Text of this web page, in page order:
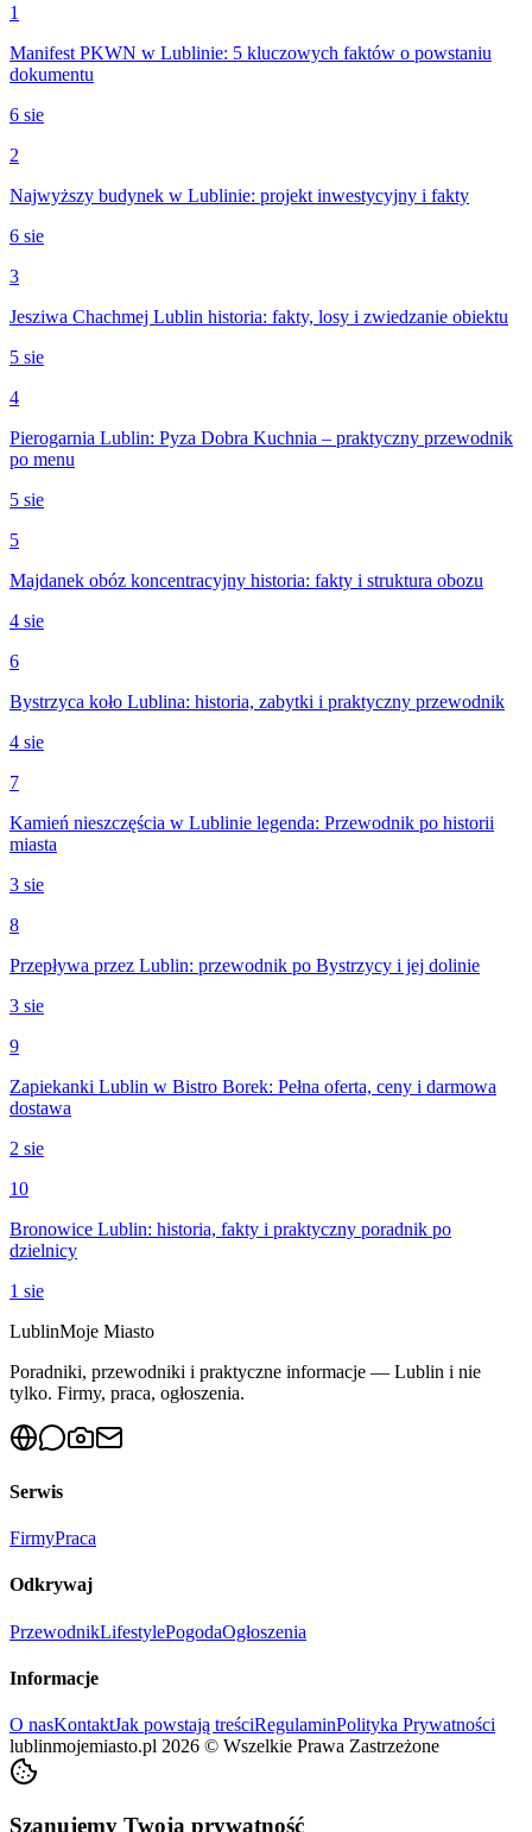
1
Manifest PKWN w Lublinie: 5 kluczowych faktów o powstaniu
dokumentu
6 sie
2
Najwyższy budynek w Lublinie: projekt inwestycyjny i fakty
6 sie
3
Jesziwa Chachmej Lublin historia: fakty, losy i zwiedzanie obiektu
5 sie
4
Pierogarnia Lublin: Pyza Dobra Kuchnia – praktyczny przewodnik
po menu
5 sie
5
Majdanek obóz koncentracyjny historia: fakty i struktura obozu
4 sie
6
Bystrzyca koło Lublina: historia, zabytki i praktyczny przewodnik
4 sie
7
Kamień nieszczęścia w Lublinie legenda: Przewodnik po historii
miasta
3 sie
8
Przepływa przez Lublin: przewodnik po Bystrzycy i jej dolinie
3 sie
9
Zapiekanki Lublin w Bistro Borek: Pełna oferta, ceny i darmowa
dostawa
2 sie
10
Bronowice Lublin: historia, fakty i praktyczny poradnik po
dzielnicy
1 sie
LublinMoje Miasto
Poradniki, przewodniki i praktyczne informacje — Lublin i nie
tylko. Firmy, praca, ogłoszenia.
Serwis
FirmyPraca
Odkrywaj
PrzewodnikLifestylePogodaOgłoszenia
Informacje
O nasKontaktJak powstają treściRegulaminPolityka Prywatności
lublinmojemiasto.pl 2026 © Wszelkie Prawa Zastrzeżone
Szanujemy Twoją prywatność